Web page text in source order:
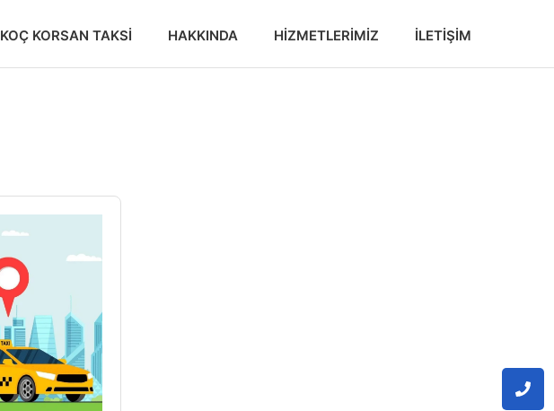
KOÇ KORSAN TAKSI HAKKINDA HIZMETLERIMIZ İLETIŞIM